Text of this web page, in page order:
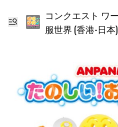
コンクエスト ワールド 征
服世界 (香港-日本)